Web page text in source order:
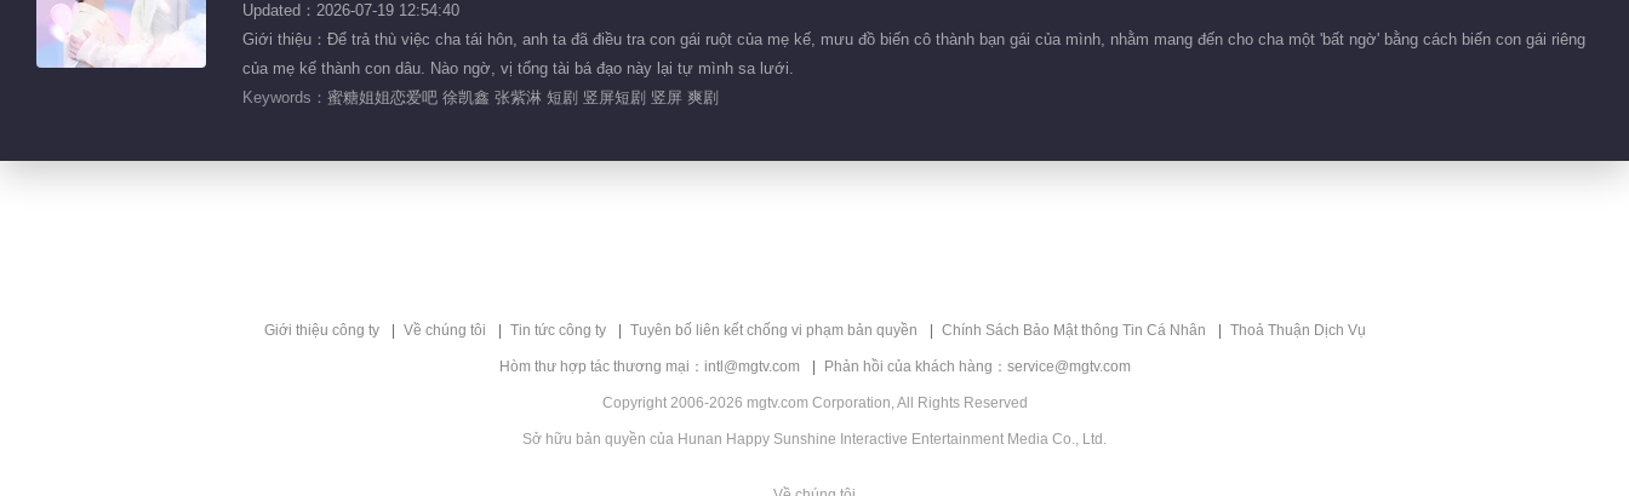
Updated：2026-07-19 12:54:40
Giới thiệu：Để trả thù việc cha tái hôn, anh ta đã điều tra con gái ruột của mẹ kế, mưu đồ biến cô thành bạn gái của mình, nhằm mang đến cho cha một 'bất ngờ' bằng cách biến con gái riêng
của mẹ kế thành con dâu. Nào ngờ, vị tổng tài bá đạo này lại tự mình sa lưới.
Keywords： 蜜糖姐姐恋爱吧 徐凯鑫 张紫淋 短剧 竖屏短剧 竖屏 爽剧
Giới thiệu công ty Về chúng tôi Tin tức công ty Tuyên bố liên kết chống vi phạm bản quyền Chính Sách Bảo Mật thông Tin Cá Nhân Thoả Thuận Dịch Vụ
Hòm thư hợp tác thương mại：intl@mgtv.com Phản hồi của khách hàng：service@mgtv.com
Copyright 2006-2026 mgtv.com Corporation, All Rights Reserved
Sở hữu bản quyền của Hunan Happy Sunshine Interactive Entertainment Media Co., Ltd.